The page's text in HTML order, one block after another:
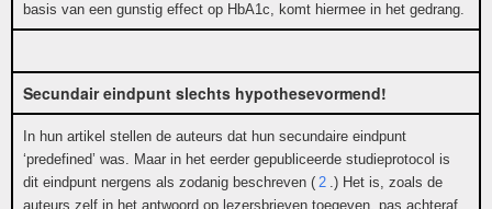
basis van een gunstig effect op HbA1c, komt hiermee in het gedrang.
Secundair eindpunt slechts hypothesevormend!
In hun artikel stellen de auteurs dat hun secundaire eindpunt
‘predefined’ was. Maar in het eerder gepubliceerde studieprotocol is
dit eindpunt nergens als zodanig beschreven ( 2 .) Het is, zoals de
auteurs zelf in het antwoord op lezersbrieven toegeven, pas achteraf